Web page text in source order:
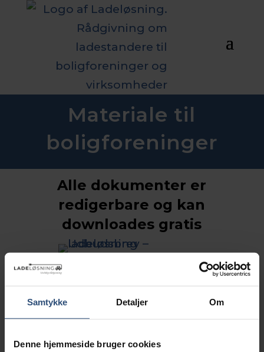
Samtykke Detaljer Om
Denne hjemmeside bruger cookies
Materiale til
boligforeninger
Alle dokumenter er
redigerbare og kan
downloades gratis
Udarbejdelse af forslag
Skabelon der hjælper med udarbejdelse af